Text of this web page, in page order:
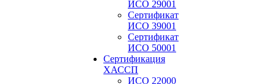
ИСО 29001
Сертификат
ИСО 39001
Сертификат
ИСО 50001
Сертификация
ХАССП
ИСО 22000